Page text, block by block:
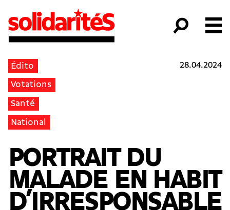
Édito
Votations
Santé
National
28.04.2024
PORTRAIT DU
MALADE EN HABIT
D’IRRESPONSABLE